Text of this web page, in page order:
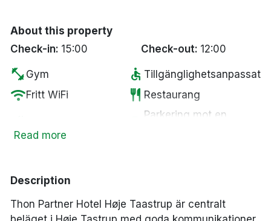
About this property
Check-in: 15:00 Check-out: 12:00
fitness_center Gym accessible Tillgänglighetsanpassat
wifiFritt WiFi restaurant Restaurang
Parkering mot en
Read more
Description
Thon Partner Hotel Høje Taastrup är centralt